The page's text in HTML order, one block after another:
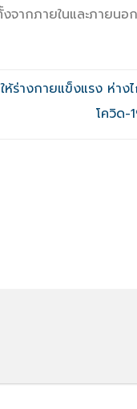
จากภายในและภายนอก
ร่างกายแข็งแรง ห่าง
โควิด-